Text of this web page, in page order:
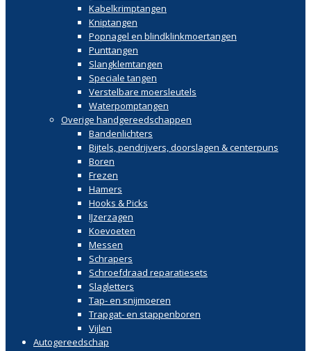
Kabelkrimptangen
Kniptangen
Popnagel en blindklinkmoertangen
Punttangen
Slangklemtangen
Speciale tangen
Verstelbare moersleutels
Waterpomptangen
Overige handgereedschappen
Bandenlichters
Bijtels, pendrijvers, doorslagen & centerpuns
Boren
Frezen
Hamers
Hooks & Picks
IJzerzagen
Koevoeten
Messen
Schrapers
Schroefdraad reparatiesets
Slagletters
Tap- en snijmoeren
Trapgat- en stappenboren
Vijlen
Autogereedschap